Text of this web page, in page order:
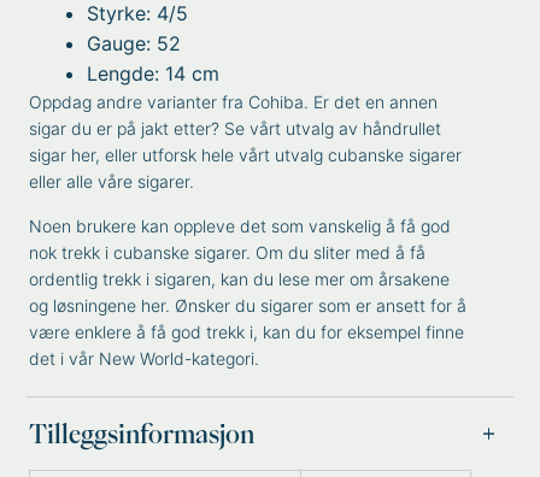
Styrke: 4/5
Gauge: 52
Lengde: 14 cm
Oppdag andre varianter fra Cohiba. Er det en annen
sigar du er på jakt etter? Se vårt utvalg av håndrullet
sigar her, eller utforsk hele vårt utvalgcubanske sigarer
eller alle våre sigarer.
Noen brukere kan oppleve det som vanskelig å få god
nok trekk i cubanske sigarer. Om du sliter med å få
ordentlig trekk i sigaren, kan du lese mer omårsakene
og løsningene her. Ønsker du sigarer som er ansett for å
være enklere å få god trekk i, kan du for eksempel finne
det i vår New World-kategori.
Tilleggsinformasjon